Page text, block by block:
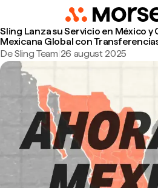
Sling Lanza su Servicio en México y
Mexicana Global con
De Sling Team 26 august 2025